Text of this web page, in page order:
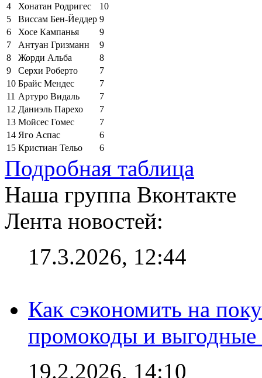
4
Хонатан Родригес
10
5
Виссам Бен-Йеддер 9
6
Хосе Кампанья
9
7
Антуан Гризманн
9
8
Жорди Альба
8
9
Серхи Роберто
7
10 Брайс Мендес
7
11 Артуро Видаль
7
12 Даниэль Парехо
7
13 Мойсес Гомес
7
14 Яго Аспас
6
15 Кристиан Тельо 6
Подробная таблица
Наша группа Вконтакте
Лента новостей:
17.3.2026, 12:44
Как сэкономить на
промокоды и выгодные
19.2.2026, 14:10